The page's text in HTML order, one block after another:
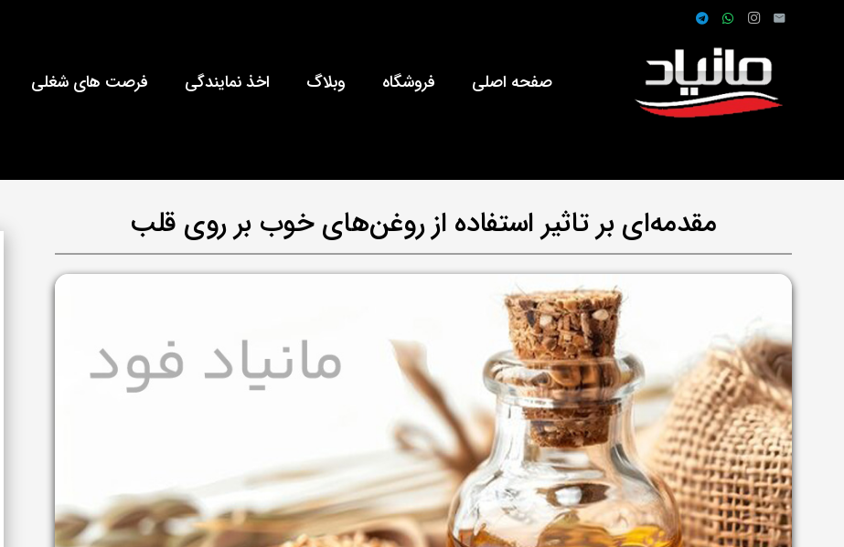
صفحه اصلی فروشگاه وبلاگ اخذ نمایندگی فرصت های شغلی
مقدمه‌ای بر تاثیر استفاده از روغن‌های خوب بر روی قلب